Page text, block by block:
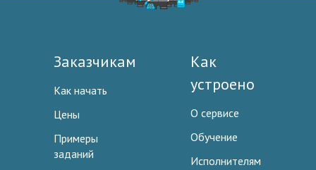
Заказчикам
Как начать
Цены
Примеры
заданий
Как
устроено
О сервисе
Обучение
Исполнителям